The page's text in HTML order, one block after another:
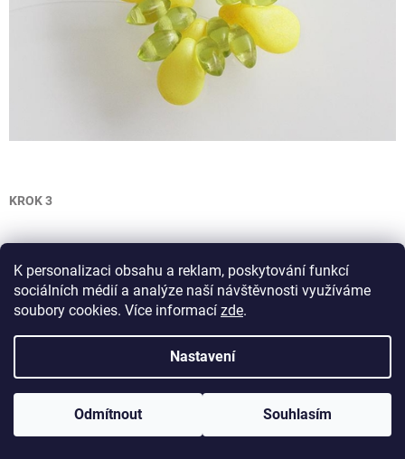
K personalizaci obsahu a reklam, poskytování funkcí
sociálních médií a analýze naší návštěvnosti využíváme
soubory cookies. Více informací zde.
Nastavení
Odmítnout Souhlasím
KROK 3
Vlasec vychází zT nadP.V tomto
místě přidejteP. Provlékněte
vedlejším
a přidejte T.